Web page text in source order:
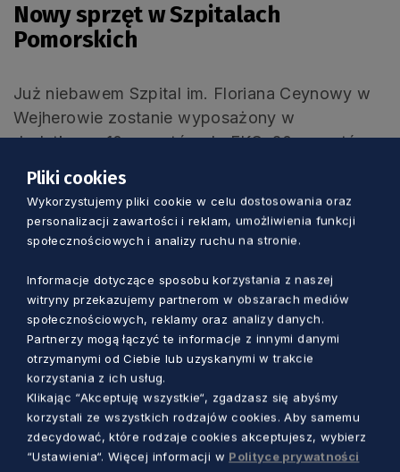
Nowy sprzęt w Szpitalach
Pomorskich
Już niebawem Szpital im. Floriana Ceynowy w
Wejherowie zostanie wyposażony w
dodatkowe 10 aparatów do EKG, 20 aparatów
do mierzenia ciśnienia, 20 aparatów do pomiaru
RR z mankietem do dezynfekcji, 10 aparatów do
szybkiego toczenia płynów, 2
bronchofiberoskopy i dwie centrale do
zostaną zakupione m.in. 30 pompy infuzyjne, 15
reduktorów tlenowych, dwa zestawy do
intubacji, 5 hełmów do wentylacji nieinwazyjnej,
materace do aktywnej regulacji temperatury i
materace przeciwodleżynowe.
Natomiast Pomorskie Centrum Chorób
Zakaźnych i Gruźlicy w Gdańsku z dotacji
Pliki cookies
Wykorzystujemy pliki cookie w celu dostosowania oraz
personalizacji zawartości i reklam, umożliwienia funkcji
społecznościowych i analizy ruchu na stronie.
Informacje dotyczące sposobu korzystania z naszej
witryny przekazujemy partnerom w obszarach mediów
społecznościowych, reklamy oraz analizy danych.
Partnerzy mogą łączyć te informacje z innymi danymi
otrzymanymi od Ciebie lub uzyskanymi w trakcie
korzystania z ich usług.
Klikając “Akceptuję wszystkie“, zgadzasz się abyśmy
korzystali ze wszystkich rodzajów cookies. Aby samemu
zdecydować, które rodzaje cookies akceptujesz, wybierz
“Ustawienia“. Więcej informacji w Polityce prywatności